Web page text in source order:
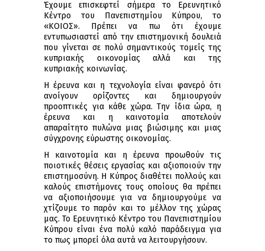
Έχουμε επισκεφτεί σήμερα το Ερευνητικό
Κέντρο του Πανεπιστημίου Κύπρου, το
«ΚΟΙΟΣ». Πρέπει να πω ότι έχουμε
εντυπωσιαστεί από την επιστημονική δουλειά
που γίνεται σε πολύ σημαντικούς τομείς της
κυπριακής οικονομίας αλλά και της
κυπριακής κοινωνίας.
Η έρευνα και η τεχνολογία είναι φανερό ότι
ανοίγουν ορίζοντες και δημιουργούν
προοπτικές για κάθε χώρα. Την ίδια ώρα, η
έρευνα και η καινοτομία αποτελούν
απαραίτητο πυλώνα μιας βιώσιμης και μιας
σύγχρονης εύρωστης οικονομίας.
Η καινοτομία και η έρευνα προωθούν τις
ποιοτικές θέσεις εργασίας και αξιοποιούν την
επιστημοσύνη. Η Κύπρος διαθέτει πολλούς και
καλούς επιστήμονες τους οποίους θα πρέπει
να αξιοποιήσουμε για να δημιουργούμε να
χτίζουμε το παρόν και το μέλλον της χώρας
μας. Το Ερευνητικό Κέντρο του Πανεπιστημίου
Κύπρου είναι ένα πολύ καλό παράδειγμα για
το πως μπορεί όλα αυτά να λειτουργήσουν.